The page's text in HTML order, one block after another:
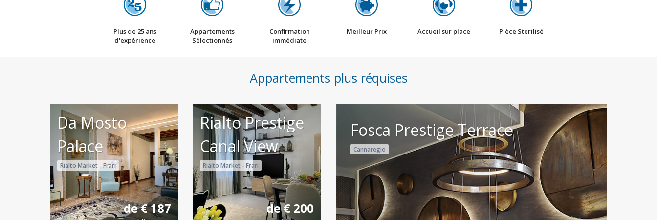
Plus de 25 ans
d'expérience
Appartements
Sélectionnés
Confirmation
immédiate
Meilleur Prix Accueil sur place Pièce Sterilisé
Appartements plus réquises
Da Mosto
Palace
Rialto Market - Frari
de € 187
Rialto Prestige
Canal View
Rialto Market - Frari
de € 200
Fosca Prestige Terrace
Cannaregio